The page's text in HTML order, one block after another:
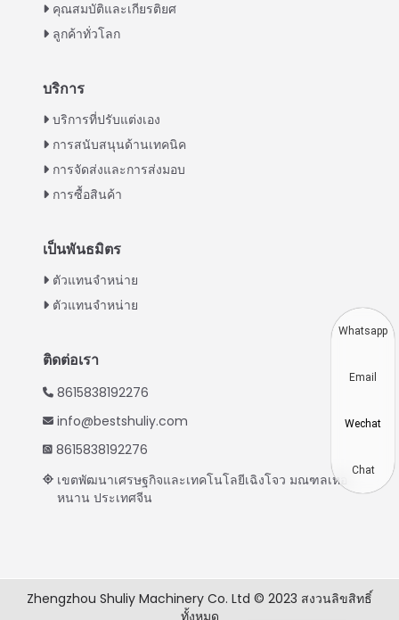
คุณสมบัติและเกียรติยศ
ลูกค้าทั่วโลก
บริการ
บริการที่ปรับแต่งเอง
การสนับสนุนด้านเทคนิค
การจัดส่งและการส่งมอบ
การซื้อสินค้า
เป็นพันธมิตร
ตัวแทนจำหน่าย
ตัวแทนจำหน่าย
ติดต่อเรา
8615838192276
info@bestshuliy.com
8615838192276
เขตพัฒนาเศรษฐกิจและเทคโนโลยีเฉิงโจว มณฑลเหอ
หนาน ประเทศจีน
Zhengzhou Shuliy Machinery Co. Ltd © 2023 สงวนลิขสิทธิ์
Russian
Whatsapp
Email
Wechat
Chat